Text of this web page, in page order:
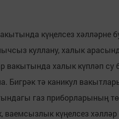
күңелсез
куллану, халык
вакытында халык күпләп су
Бигрәк тә каникул
газ приборларының
күңелсез